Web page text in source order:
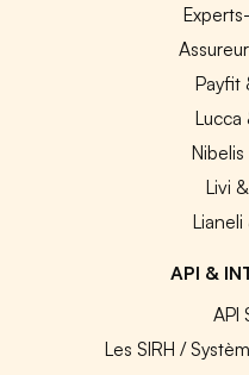
Payfit
Lucca
Livi
API &
API
Les SIRH /